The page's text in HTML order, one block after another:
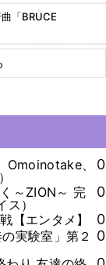
「BRUCE
Omoinotake、
0
～ZION～ 完
）
0
【エンタメ】
0
実験室」第２ 0